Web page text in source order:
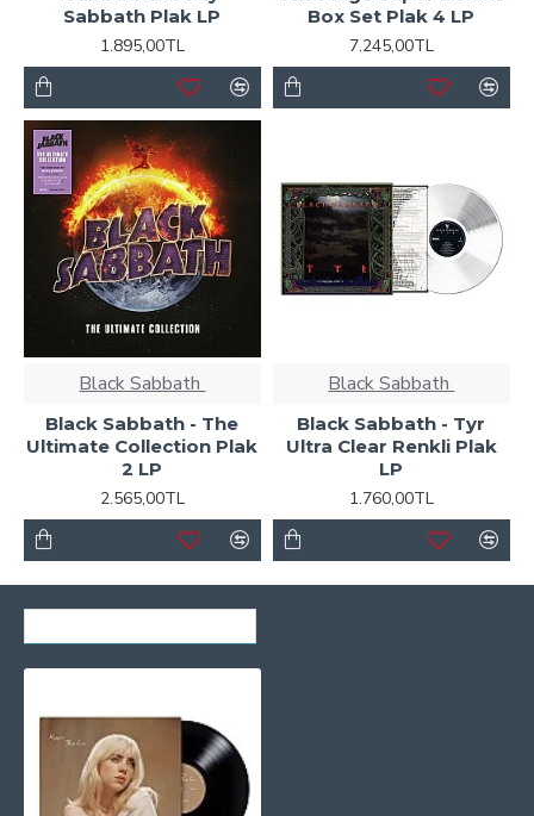
Sabbath Plak LP
1.895,00TL
Box Set Plak 4 LP
7.245,00TL
Black Sabbath ‎
Black Sabbath - The
Ultimate Collection Plak
2 LP
2.565,00TL
Black Sabbath ‎
Black Sabbath - Tyr
Ultra Clear Renkli Plak
LP
1.760,00TL